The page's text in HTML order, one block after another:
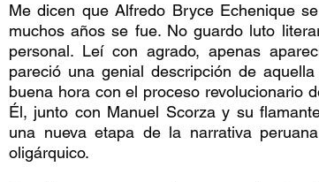
Me dicen que Alfredo Bryce Echenique
muchos años se fue. No guardo luto
personal. Leí con agrado, apenas
pareció una genial descripción de
buena hora con el proceso revolucionario
Él, junto con Manuel Scorza y su
una nueva etapa de la narrativa
oligárquico.